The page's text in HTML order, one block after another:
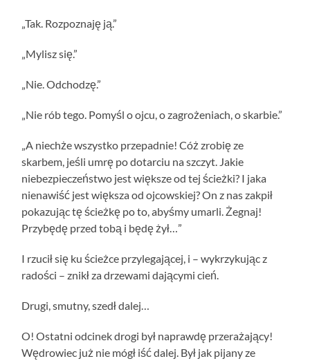
„Tak. Rozpoznaję ją.”
„Mylisz się.”
„Nie. Odchodzę.”
„Nie rób tego. Pomyśl o ojcu, o zagrożeniach, o skarbie.”
„A niechże wszystko przepadnie! Cóż zrobię ze
skarbem, jeśli umrę po dotarciu na szczyt. Jakie
niebezpieczeństwo jest większe od tej ścieżki? I jaka
nienawiść jest większa od ojcowskiej? On z nas zakpił
pokazując tę ścieżkę po to, abyśmy umarli. Żegnaj!
Przybędę przed tobą i będę żył…”
I rzucił się ku ścieżce przylegającej, i – wykrzykując z
radości – znikł za drzewami dającymi cień.
Drugi, smutny, szedł dalej…
O! Ostatni odcinek drogi był naprawdę przerażający!
Wędrowiec już nie mógł iść dalej. Był jak pijany ze